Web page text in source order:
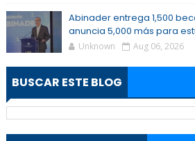
Abinader entrega 1,500
anuncia 5,000 más para
Unknown Aug 06, 2026
BUSCAR ESTE BLOG